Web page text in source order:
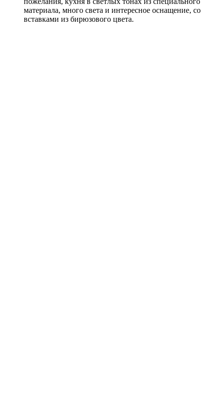
материала, много света и интересное оснащение, со
вставками из бирюзового цвета.